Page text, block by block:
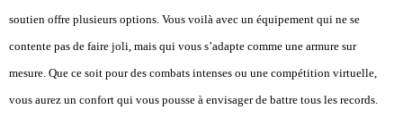
soutien offre plusieurs options. Vous voilà avec un équipement qui ne se
contente pas de faire joli, mais qui vous s’adapte comme une armure sur
mesure. Que ce soit pour des combats intenses ou une compétition virtuelle,
vous aurez un confort qui vous pousse à envisager de battre tous les records.